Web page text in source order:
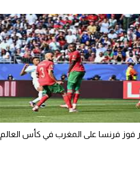
فوز فرنسا على المغرب في كأس العالم